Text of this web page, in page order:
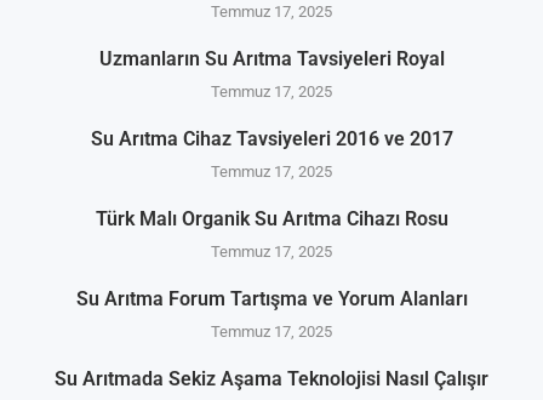
Temmuz 17, 2025
Uzmanların Su Arıtma Tavsiyeleri Royal
Temmuz 17, 2025
Su Arıtma Cihaz Tavsiyeleri 2016 ve 2017
Temmuz 17, 2025
Türk Malı Organik Su Arıtma Cihazı Rosu
Temmuz 17, 2025
Su Arıtma Forum Tartışma ve Yorum Alanları
Temmuz 17, 2025
Su Arıtmada Sekiz Aşama Teknolojisi Nasıl Çalışır